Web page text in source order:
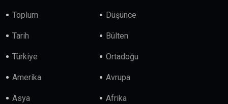
Toplum Düşünce
Tarih Bülten
Türkiye Ortadoğu
Amerika Avrupa
Asya Afrika